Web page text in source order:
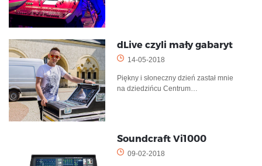
dLive czyli mały gabaryt
14-05-2018
Piękny i słoneczny dzień zastał mnie
na dziedzińcu Centrum…
Soundcraft Vi1000
09-02-2018